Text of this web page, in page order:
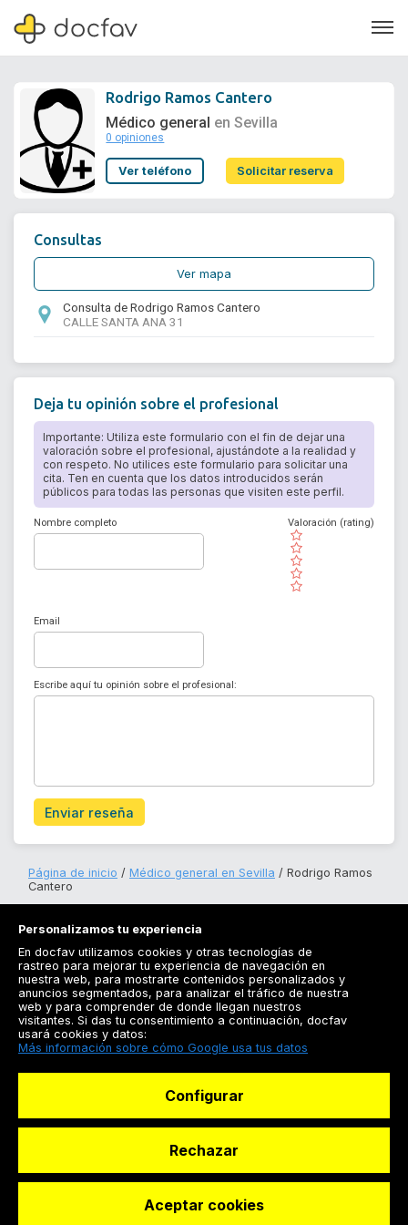
Soporte
Rodrigo Ramos Cantero
Médico general en Sevilla
0 opiniones
Ver teléfono Solicitar reserva
Consultas
Ver mapa
Consulta de Rodrigo Ramos Cantero
CALLE SANTA ANA 31
Deja tu opinión sobre el profesional
Importante: Utiliza este formulario con el fin de dejar una
valoración sobre el profesional, ajustándote a la realidad y
con respeto. No utilices este formulario para solicitar una
cita. Ten en cuenta que los datos introducidos serán
públicos para todas las personas que visiten este perfil.
Nombre completo
( )
( )
( )
( )
( )
Valoración (rating)
Email
Escribe aquí tu opinión sobre el profesional:
Enviar reseña
Página de inicio Médico general en Sevilla
Rodrigo Ramos
Cantero
Registrarse
Docfav
© Dashboard Technologies S.L
Personalizamos tu experiencia
En docfav utilizamos cookies y otras tecnologías de
rastreo para mejorar tu experiencia de navegación en
nuestra web, para mostrarte contenidos personalizados y
anuncios segmentados, para analizar el tráfico de nuestra
web y para comprender de donde llegan nuestros
visitantes. Si das tu consentimiento a continuación, docfav
usará cookies y datos:
Más información sobre cómo Google usa tus datos
Configurar
Rechazar
Aceptar cookies